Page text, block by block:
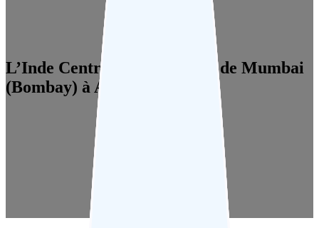
L’Inde Centrale – Un voyage de Mumbai
(Bombay) à Agra